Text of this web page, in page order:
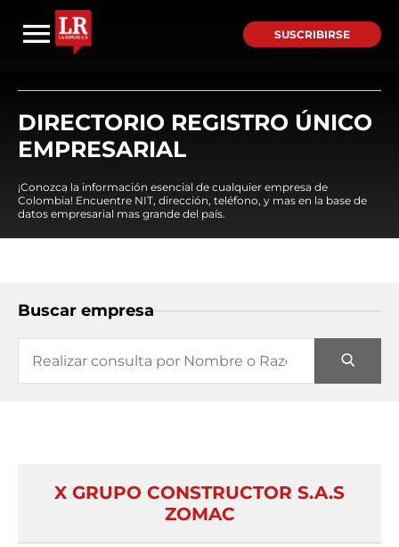
SUSCRIBIRSE
DIRECTORIO REGISTRO ÚNICO
EMPRESARIAL
¡Conozca la información esencial de cualquier empresa de
Colombia! Encuentre NIT, dirección, teléfono, y mas en la base de
datos empresarial mas grande del país.
Buscar empresa
X GRUPO CONSTRUCTOR S.A.S
ZOMAC